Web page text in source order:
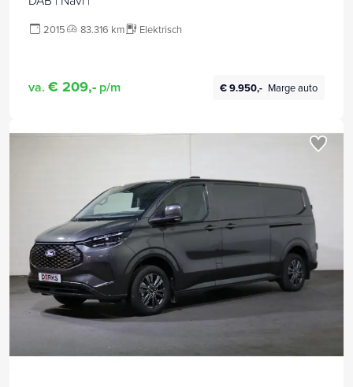
2015 83.316 km Elektrisch
va. € 209,- p/m € 9.950,- Marge auto